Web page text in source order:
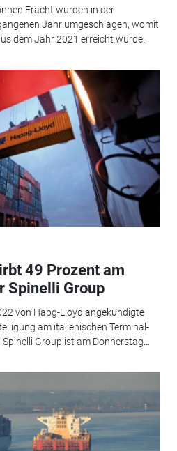
Fracht wurden in der
Jahr umgeschlagen, womit
dem Jahr 2021 erreicht wurde.
49 Prozent am
Spinelli Group
von Hapg-Lloyd angekündigte
am italienischen Terminal-
Group ist am Donnerstag...